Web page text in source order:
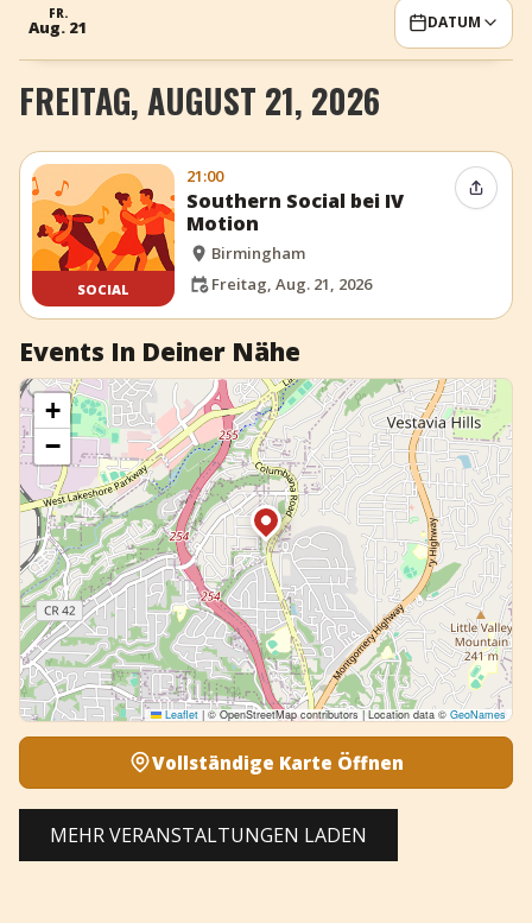
+ Event hinzufügen
FR.
Aug. 21 DATUM
FREITAG, AUGUST 21, 2026
SOCIAL
21:00
Southern Social bei IV
Motion
Birmingham
Freitag, Aug. 21, 2026
Event
Events In Deiner Nähe
+
−
Leaflet |© OpenStreetMap contributors | Location data © GeoNames
Vollständige Karte Öffnen
MEHR VERANSTALTUNGEN LADEN